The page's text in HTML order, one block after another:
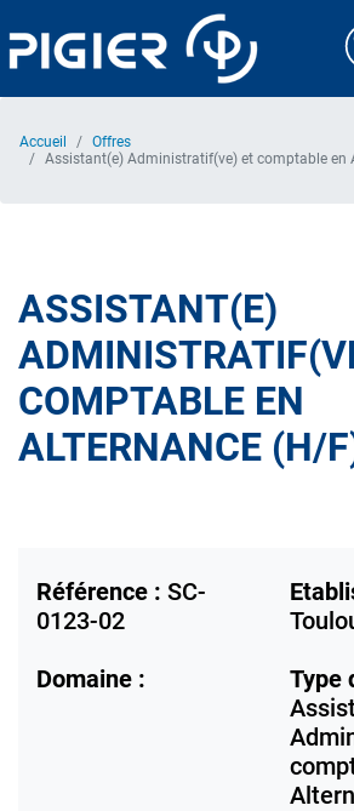
au
contenu
Accueil
Offres
Assistant(e) Administratif(ve) et comptable en
ASSISTANT(E)
COMPTABLE EN
ALTERNANCE (H/
Référence : SC-
0123-02
Domaine :
Type